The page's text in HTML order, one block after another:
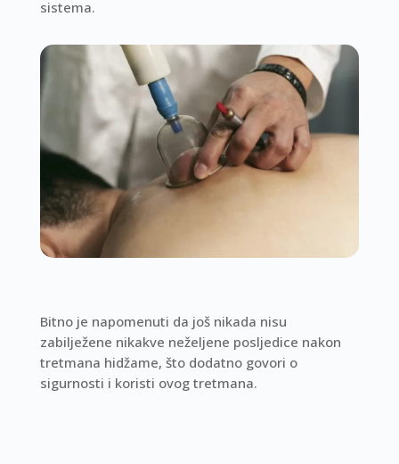
sistema.
Bitno je napomenuti da još nikada nisu
zabilježene nikakve neželjene posljedice nakon
tretmana hidžame, što dodatno govori o
sigurnosti i koristi ovog tretmana.